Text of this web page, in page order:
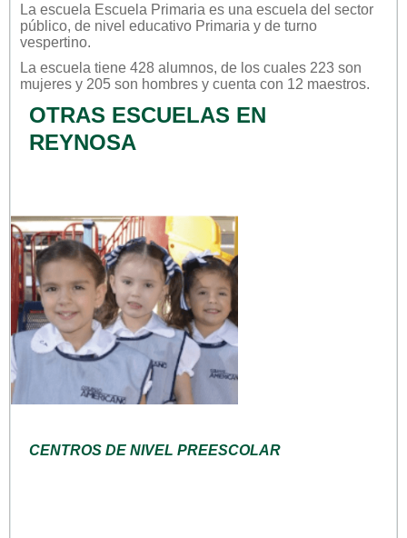
La escuela Escuela Primaria es una escuela del sector
público, de nivel educativo Primaria y de turno
vespertino.
La escuela tiene 428 alumnos, de los cuales 223 son
mujeres y 205 son hombres y cuenta con 12 maestros.
OTRAS ESCUELAS EN
REYNOSA
CENTROS DE NIVEL PREESCOLAR